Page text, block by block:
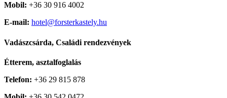
Mobil: +36 30 916 4002
E-mail: hotel@forsterkastely.hu
Vadászcsárda, Családi rendezvények
Étterem, asztalfoglalás
Telefon: +36 29 815 878